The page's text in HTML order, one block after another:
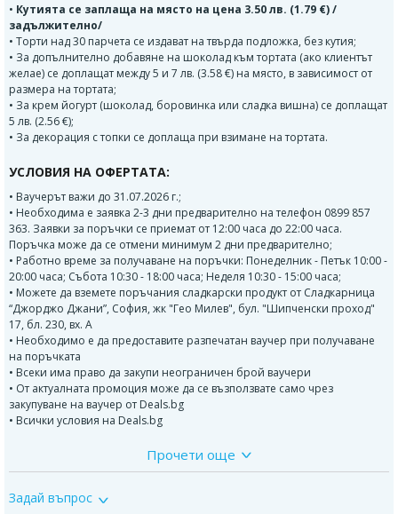
• Кутията се заплаща на място на цена 3.50 лв. (1.79 €) /
задължително/
• Торти над 30 парчета се издават на твърда подложка, без кутия;
• За допълнително добавяне на шоколад към тортата (ако клиентът
желае) се доплащат между 5 и 7 лв. (3.58 €) на място, в зависимост от
размера на тортата;
• За крем йогурт (шоколад, боровинка или сладка вишна) се доплащат
5 лв. (2.56 €);
• За декорация с топки се доплаща при взимане на тортата.
УСЛОВИЯ НА ОФЕРТАТА:
• Ваучерът важи до 31.07.2026 г.;
• Необходима е заявка 2-3 дни предварително на телефон 0899 857
363. Заявки за поръчки се приемат от 12:00 часа до 22:00 часа.
Поръчка може да се отмени минимум 2 дни предварително;
• Работно време за получаване на поръчки: Понеделник - Петък 10:00 -
20:00 часа; Събота 10:30 - 18:00 часа; Неделя 10:30 - 15:00 часа;
• Можете да вземете поръчания сладкарски продукт от Сладкарница
“Джорджо Джани”, София, жк "Гео Милев", бул. "Шипченски проход"
17, бл. 230, вх. А
• Необходимо е да предоставите разпечатан ваучер при получаване
на поръчката
• Всеки има право да закупи неограничен брой ваучери
• От актуалната промоция може да се възползвате само чрез
закупуване на ваучер от Deals.bg
• Всички условия на Deals.bg
Сладкарница Джорджо Джани
набухватели и консерванти. Използват се само естествени продукти.
Джорджо Джание сладкарница с дългогодишни традиции в
Прочети още
Задай въпрос